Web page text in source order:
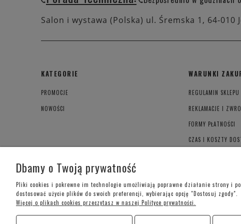
Salon i wystawa (Polska) ul. Śremska 1, 64-010
KATEGORIE
PROMOCJE
NOWOŚCI
WARUNKI
REGULAMIN SKLEPU
REKLAMACJE I
FORMY PŁATNOŚCI
CZAS I KOSZTY
Dbamy o Twoją prywatność
Pliki cookies i pokrewne im technologie umożliwiają poprawne działanie strony i
dostosować użycie plików do swoich preferencji, wybierając opcję "Dostosuj zgody".
Więcej o plikach cookies przeczytasz w naszej Polityce prywatności.